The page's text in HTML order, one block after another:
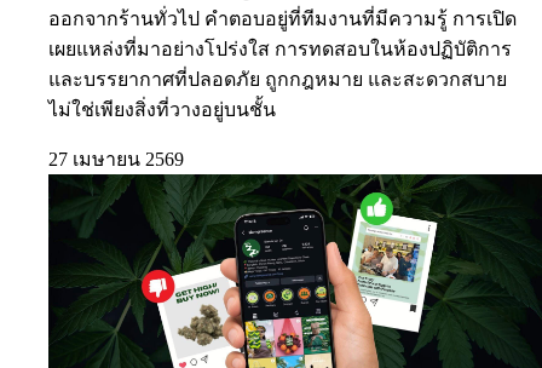
ออกจากร้านทั่วไป คำตอบอยู่ที่ทีมงานที่มีความรู้ การเปิด
เผยแหล่งที่มาอย่างโปร่งใส การทดสอบในห้องปฏิบัติการ
และบรรยากาศที่ปลอดภัย ถูกกฎหมาย และสะดวกสบาย
ไม่ใช่เพียงสิ่งที่วางอยู่บนชั้น
27 เมษายน 2569